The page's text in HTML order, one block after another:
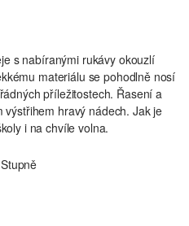
s nabíranými rukávy okouzlí
materiálu se pohodlně nosí
příležitostech. Řasení a
hravý nádech. Jak je
i na chvíle volna.